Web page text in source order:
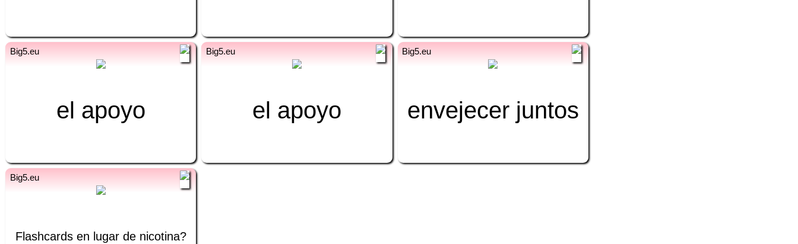
حمایت
ur
el apoyo
es
حمایت
ur
el apoyo
es
اکٹھے بوڑھے
ہونا
ur
envejecer juntos
es
نیکوٹین کی بجائے لرننگ کارڈ؟
ur
Flashcards en lugar de nicotina?
es